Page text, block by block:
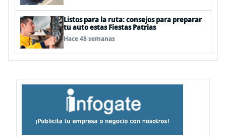
Listos para la ruta: consejos para preparar
tu auto estas Fiestas Patrias
Hace 48 semanas